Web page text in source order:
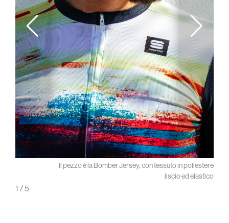
Il pezzo è la Bomber Jersey, con tessuto in poliestere
liscio ed elastico
1 /5